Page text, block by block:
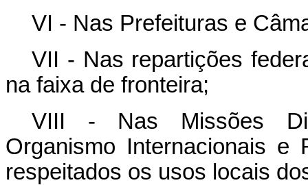
VI - Nas Prefeituras e
VII - Nas repartições
na faixa de fronteira;
VIII - Nas Missões
Organismo Internacionais e
respeitados os usos locais